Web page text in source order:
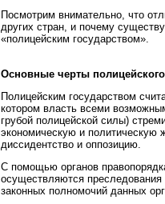
Посмотрим внимательно, что
других стран, и почему
«полицейским государством».
Основные черты полицейского
Полицейским государством
котором власть всеми
грубой полицейской силы)
экономическую и политическую
диссидентство и оппозицию.
С помощью органов
осуществляются
законных полномочий данных